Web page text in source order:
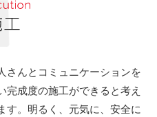
さんとコミュニケーションを
成度の施工ができると考え
す。明るく、元気に、安全に